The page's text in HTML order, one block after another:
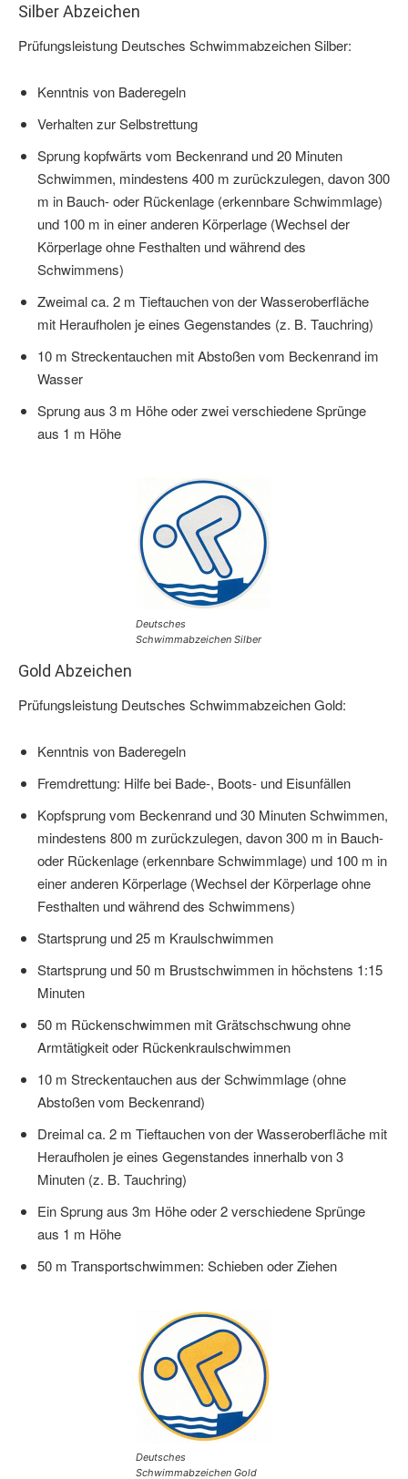
Silber Abzeichen
Prüfungsleistung Deutsches Schwimmabzeichen Silber:
Kenntnis von Baderegeln
Verhalten zur Selbstrettung
Sprung kopfwärts vom Beckenrand und 20 Minuten
Schwimmen, mindestens 400 m zurückzulegen, davon 300
m in Bauch- oder Rückenlage (erkennbare Schwimmlage)
und 100 m in einer anderen Körperlage (Wechsel der
Körperlage ohne Festhalten und während des
Schwimmens)
Zweimal ca. 2 m Tieftauchen von der Wasseroberfläche
mit Heraufholen je eines Gegenstandes (z. B. Tauchring)
10 m Streckentauchen mit Abstoßen vom Beckenrand im
Wasser
Sprung aus 3 m Höhe oder zwei verschiedene Sprünge
aus 1 m Höhe
Deutsches
Schwimmabzeichen Silber
Gold Abzeichen
Prüfungsleistung Deutsches Schwimmabzeichen Gold:
Kenntnis von Baderegeln
Fremdrettung: Hilfe bei Bade-, Boots- und Eisunfällen
Kopfsprung vom Beckenrand und 30 Minuten Schwimmen,
mindestens 800 m zurückzulegen, davon 300 m in Bauch-
oder Rückenlage (erkennbare Schwimmlage) und 100 m in
einer anderen Körperlage (Wechsel der Körperlage ohne
Festhalten und während des Schwimmens)
Startsprung und 25 m Kraulschwimmen
Startsprung und 50 m Brustschwimmen in höchstens 1:15
Minuten
50 m Rückenschwimmen mit Grätschschwung ohne
Armtätigkeit oder Rückenkraulschwimmen
10 m Streckentauchen aus der Schwimmlage (ohne
Abstoßen vom Beckenrand)
Dreimal ca. 2 m Tieftauchen von der Wasseroberfläche mit
Heraufholen je eines Gegenstandes innerhalb von 3
Minuten (z. B. Tauchring)
Ein Sprung aus 3m Höhe oder 2 verschiedene Sprünge
aus 1 m Höhe
50 m Transportschwimmen: Schieben oder Ziehen
Deutsches
Schwimmabzeichen Gold